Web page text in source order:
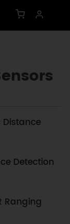
Distance
Detection
Ranging